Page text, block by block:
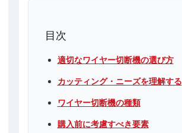
目次
適切なワイヤー切断機の選び方
カッティング・ニーズを理解する
ワイヤー切断機の種類
購入前に考慮すべき要素